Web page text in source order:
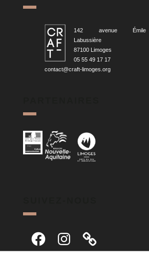
142 avenue Émile
Labussière
87100 Limoges
05 55 49 17 17
contact@craft-limoges.org